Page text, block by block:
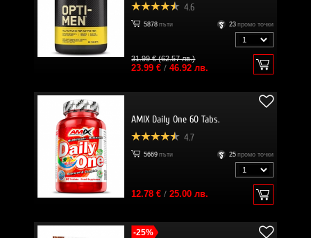
4.6
5878 пъти 23 промо точки
31.99 € (62.57 лв.)
23.99 €/ 46.92 лв.
AMIX Daily One 60 Tabs.
4.7
5669 пъти 25 промо точки
12.78 €/ 25.00 лв.
-25%